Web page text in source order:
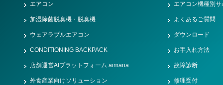
エアコン
加湿除菌脱臭機・脱臭機
ウェアラブルエアコン
CONDITIONING BACKPACK
店舗運営AIプラットフォーム aimana
外食産業向けソリューション
エアコン機種別
よくあるご質問
ダウンロード
お手入れ方法
故障診断
修理受付